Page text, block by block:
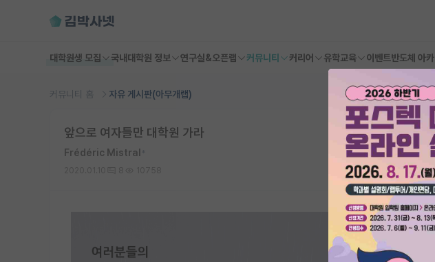
대학원생 모집 국내대학원 정보 연구실&오픈랩 커뮤니티 커리어 유학교육 이벤트반도체 아카
커뮤니티 홈 자유 게시판(아무개랩)
앞으로 여자들만 대학원 가라
Frédéric Mistral